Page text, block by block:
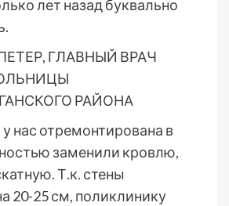
лет назад буквально
ГЛАВНЫЙ ВРАЧ
РАЙОНА
нас отремонтирована в
заменили кровлю,
Т.к. стены
20-25 см, поликлинику